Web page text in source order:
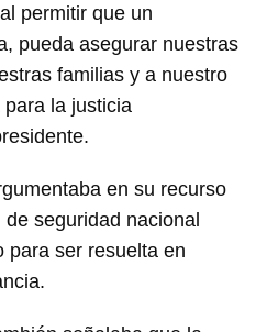
permitir que un
pueda asegurar nuestras
familias y a nuestro
para la justicia
en su recurso
seguridad nacional
para ser resuelta en